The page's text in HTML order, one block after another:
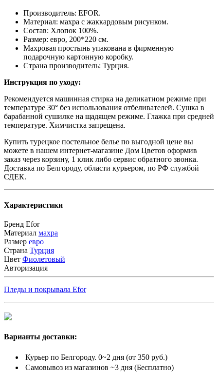
Производитель: EFOR.
Материал: махра с жаккардовым рисунком.
Состав: Хлопок 100%.
Размер: евро, 200*220 см.
Махровая простынь упакована в фирменную
подарочную картонную коробку.
Страна производитель: Турция.
Инструкция по уходу:
Рекомендуется машинная стирка на деликатном режиме при
температуре 30° без использования отбеливателей. Сушка в
барабанной сушилке на щадящем режиме. Глажка при средней
температуре. Химчистка запрещена.
Купить турецкое постельное белье по выгодной цене вы
можете в нашем интернет-магазине Дом Цветов оформив
заказ через корзину, 1 клик либо сервис обратного звонка.
Доставка по Белгороду, области курьером, по РФ службой
СДЕК.
Характеристики
Бренд Efor
Материал махра
Размер евро
Страна Турция
Цвет Фиолетовый
Авторизация
Пледы и покрывала Efor
Варианты доставки:
Курьер по Белгороду. 0~2 дня (от 350 руб.)
Самовывоз из магазинов ~3 дня (Бесплатно)